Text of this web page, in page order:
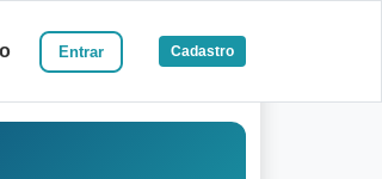
Entrar Cadastro